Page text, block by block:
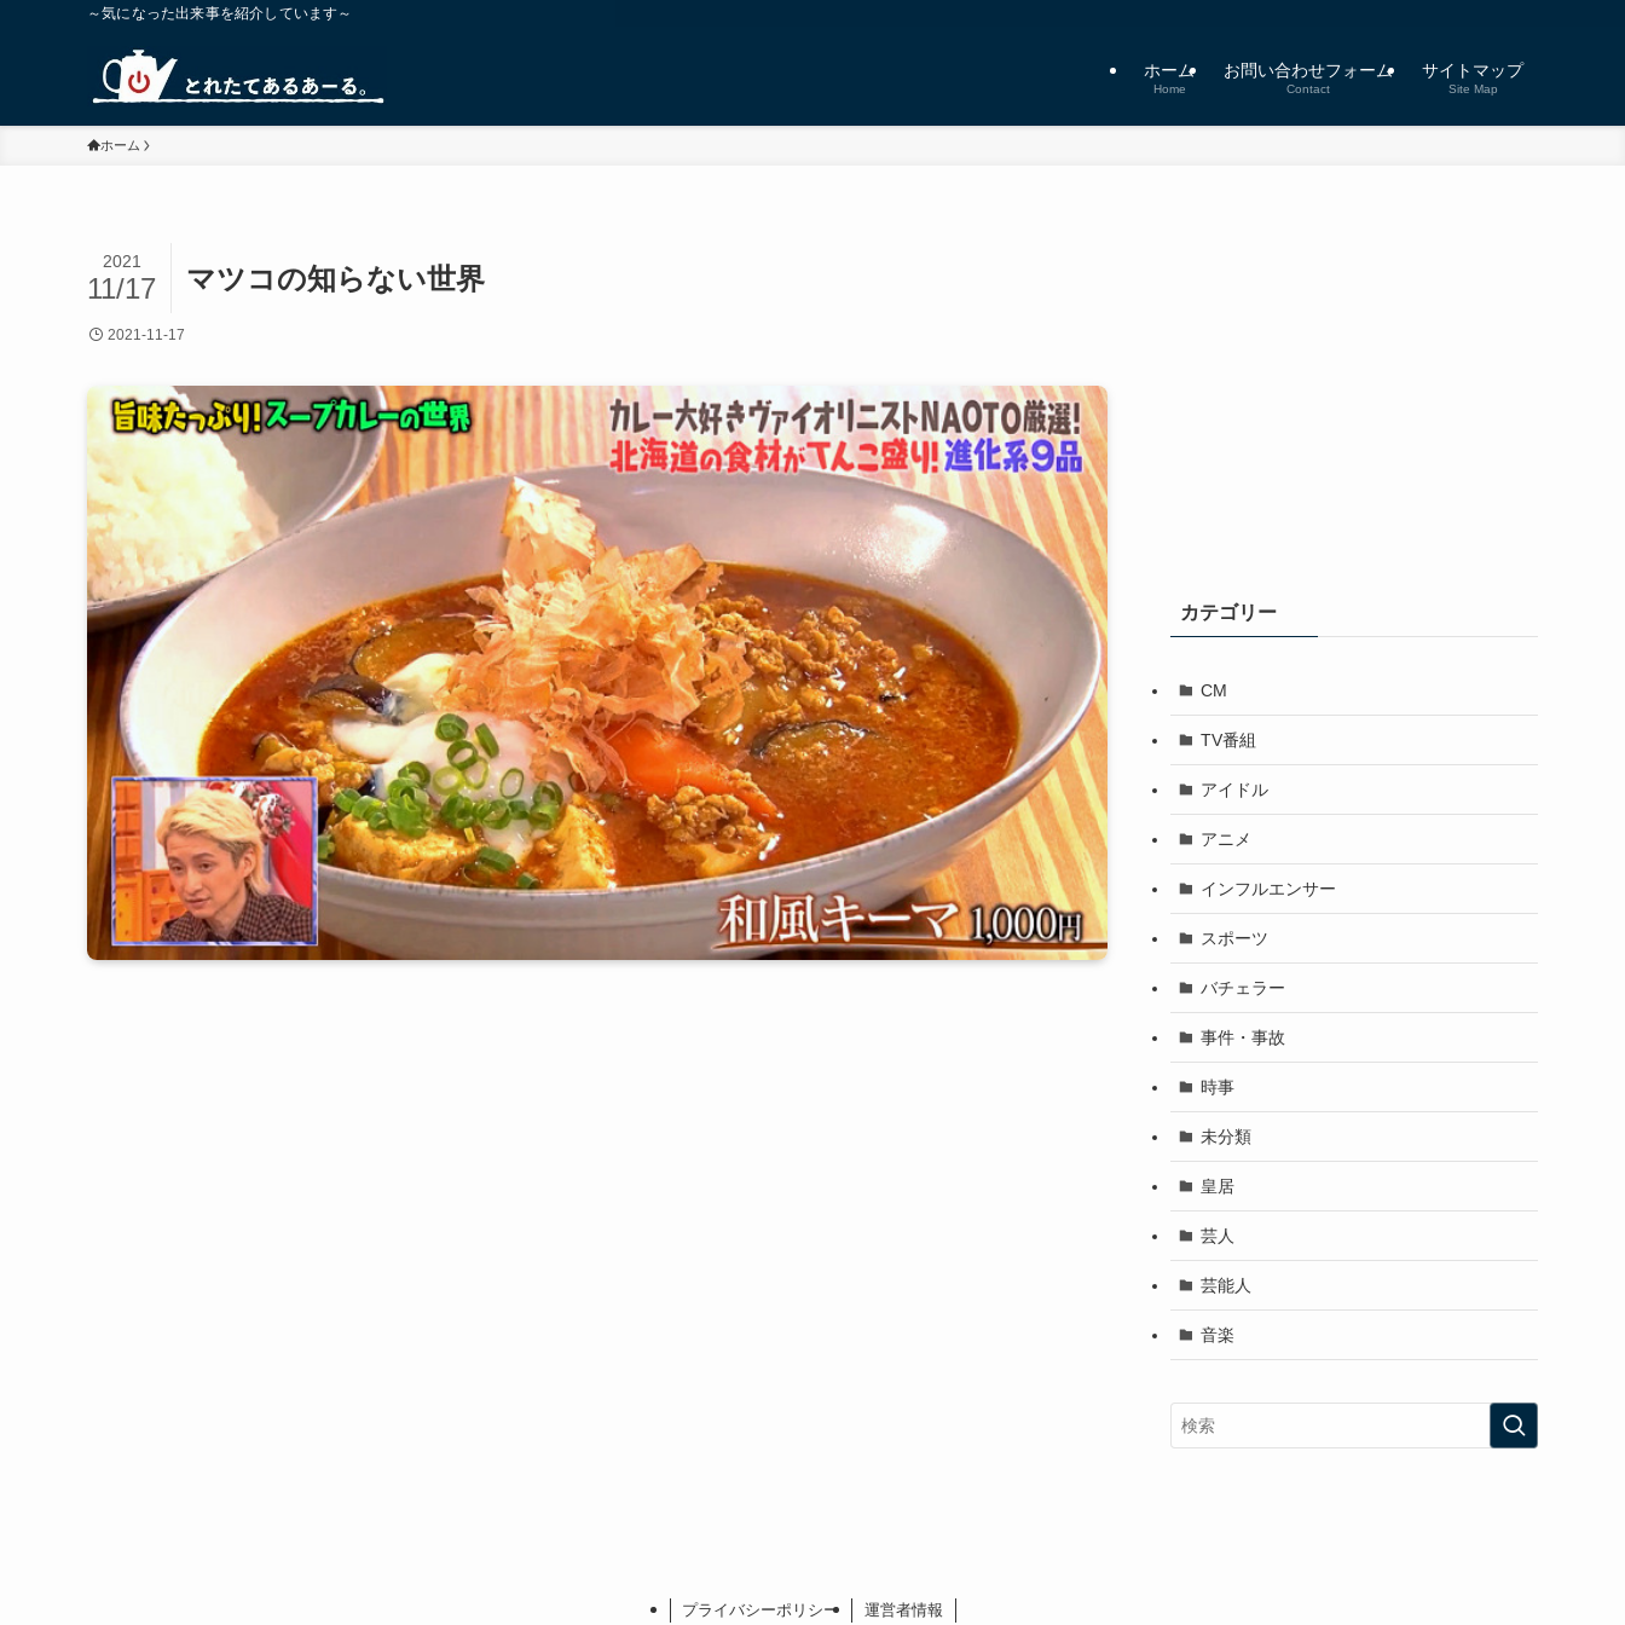
～気になった出来事を紹介しています～
ホーム
Home
お問い合わせフォーム
Contact
サイトマップ
Site Map
ホーム
マツコの知らない世界
2021
11/17
2021-11-17
カテゴリー
CM
TV番組
アイドル
アニメ
インフルエンサー
スポーツ
バチェラー
事件・事故
時事
未分類
皇居
芸人
芸能人
音楽
プライバシーポリシー 運営者情報